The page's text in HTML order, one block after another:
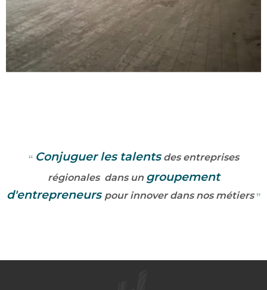
Conjuguer les talentsdes entreprises
régionales dans un groupement
d'entrepreneurs pour innover dans nos métiers